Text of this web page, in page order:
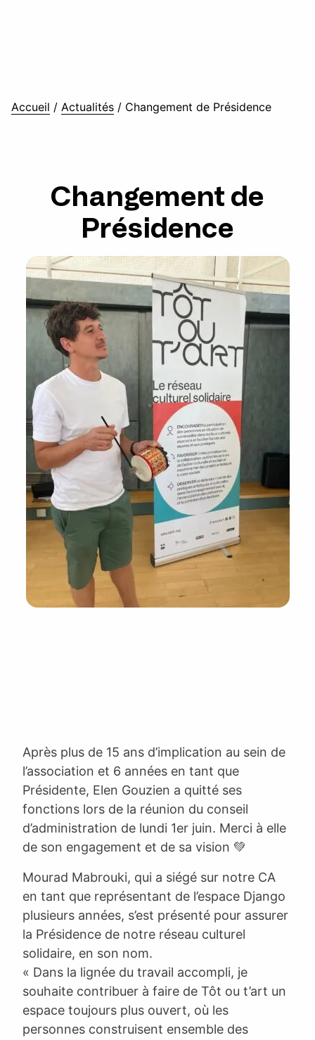
Accueil / Actualités / Changement de Présidence
Changement de
Présidence
Après plus de 15 ans d’implication au sein de
l’association et 6 années en tant que
Présidente, Elen Gouzien a quitté ses
fonctions lors de la réunion du conseil
d’administration de lundi 1er juin. Merci à elle
de son engagement et de sa vision 💚
Mourad Mabrouki, qui a siégé sur notre CA
en tant que représentant de l’espace Django
plusieurs années, s’est présenté pour assurer
la Présidence de notre réseau culturel
solidaire, en son nom.
« Dans la lignée du travail accompli, je
souhaite contribuer à faire de Tôt ou t’art un
espace toujours plus ouvert, où les
personnes construisent ensemble des